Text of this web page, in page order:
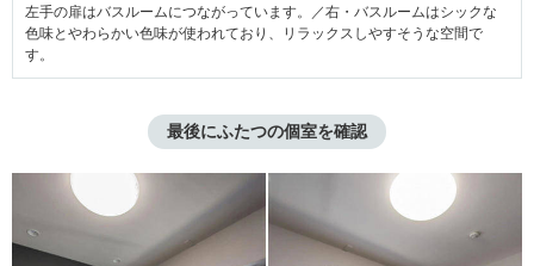
左手の扉はバスルームにつながっています。／右・バスルームはシックな
色味とやわらかい色味が使われており、リラックスしやすそうな空間で
す。
最後にふたつの個室を確認